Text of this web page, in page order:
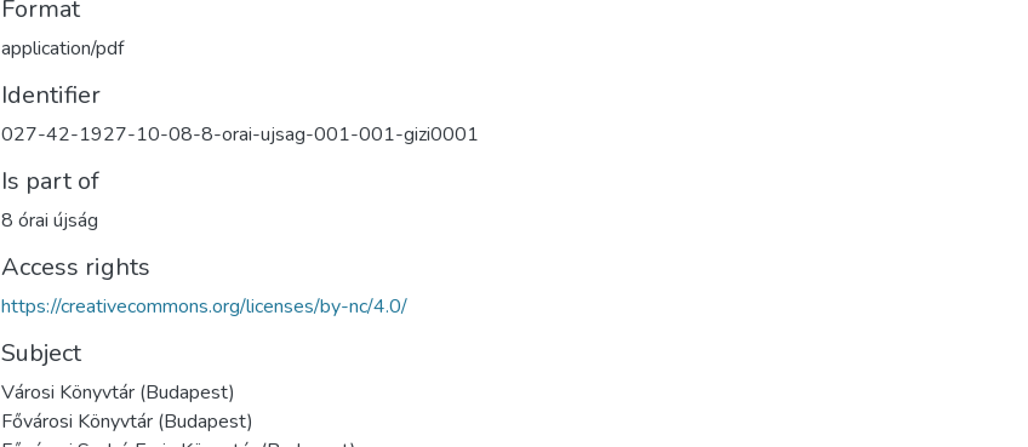
Format
application/pdf
Identifier
027-42-1927-10-08-8-orai-ujsag-001-001-gizi0001
Is part of
8 órai újság
Access rights
https://creativecommons.org/licenses/by-nc/4.0/
Subject
Városi Könyvtár (Budapest)
Fővárosi Könyvtár (Budapest)